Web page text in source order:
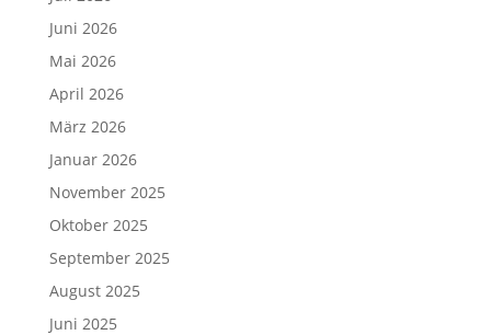
Juni 2026
Mai 2026
April 2026
März 2026
Januar 2026
November 2025
Oktober 2025
September 2025
August 2025
Juni 2025